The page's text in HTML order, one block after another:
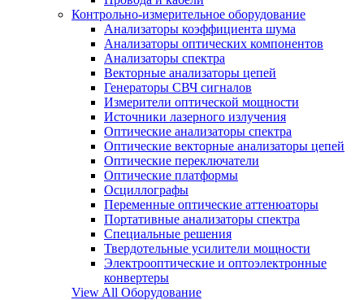
Контрольно-измерительное оборудование
Анализаторы коэффициента шума
Анализаторы оптических компонентов
Анализаторы спектра
Векторные анализаторы цепей
Генераторы СВЧ сигналов
Измерители оптической мощности
Источники лазерного излучения
Оптические анализаторы спектра
Оптические векторные анализаторы цепей
Оптические переключатели
Оптические платформы
Осциллографы
Переменные оптические аттенюаторы
Портативные анализаторы спектра
Специальные решения
Твердотельные усилители мощности
Электрооптические и оптоэлектронные
конвертеры
View All Оборудование